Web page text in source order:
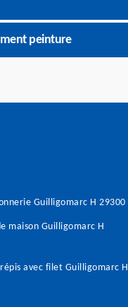
peinture
Guilligomarc H 29300
maison Guilligomarc H
avec filet Guilligomarc H